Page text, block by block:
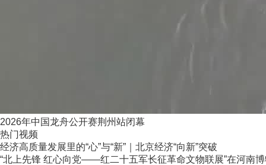
2026年中国龙舟公开赛荆州站闭幕
热门视频
经济高质量发展里的“心”与“新”｜北京经济“向新”突破
“北上先锋 红心向党——红二十五军长征革命文物联展”在河南